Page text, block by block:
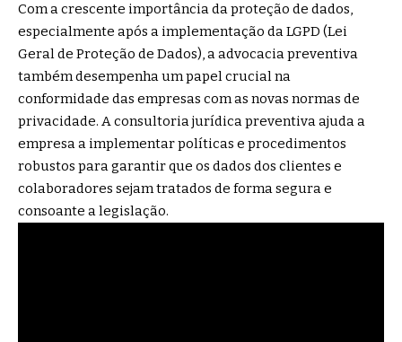
Com a crescente importância da proteção de dados,
especialmente após a implementação da LGPD (Lei
Geral de Proteção de Dados), a advocacia preventiva
também desempenha um papel crucial na
conformidade das empresas com as novas normas de
privacidade. A consultoria jurídica preventiva ajuda a
empresa a implementar políticas e procedimentos
robustos para garantir que os dados dos clientes e
colaboradores sejam tratados de forma segura e
consoante a legislação.